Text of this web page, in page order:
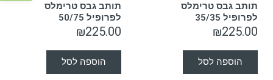
תותב גבס טרימלס
לפרופיל 35/35
₪225.00
הוספה לסל
תותב גבס טרימלס
לפרופיל 50/75
₪225.00
הוספה לסל